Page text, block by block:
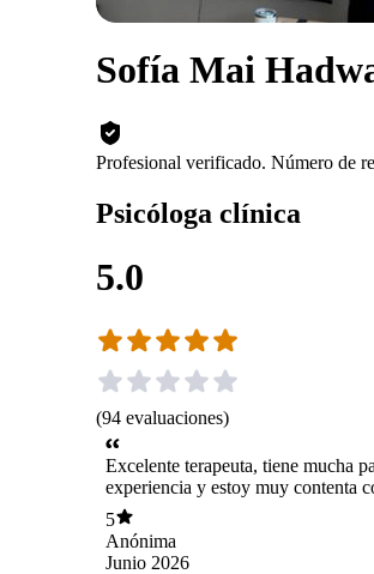
Sofía Mai
Profesional verificado. Número de
Psicóloga clínica
5.0
(94 evaluaciones)
Excelente terapeuta, tiene mucha
experiencia y estoy muy contenta
y con los avances.
5
Anónima
Junio 2026